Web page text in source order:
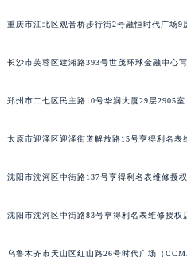
重庆市江北区观音桥步行街2号融恒时代广场9
长沙市芙蓉区建湘路393号世茂环球金融中心
郑州市二七区民主路10号华润大厦29层2905室
太原市迎泽区迎泽街道解放路15号亨得利名表
沈阳市沈河区中街路137号亨得利名表维修授
沈阳市沈河区中街路83号亨得利名表维修授权
乌鲁木齐市天山区红山路26号时代广场（